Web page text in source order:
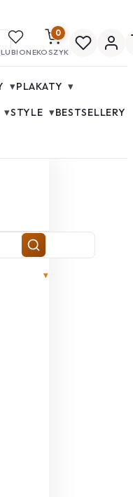
0
KOSZYK
▾PLAKATY ▾
▾STYLE ▾BESTSELLERY
▾